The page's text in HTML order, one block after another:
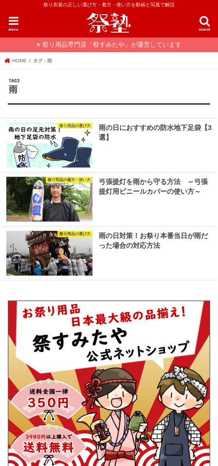
祭り衣装の正しい選び方・着方・使い方を動画と写真で解説
search
menu
祭り用品専門店「祭すみたや」が運営しています
HOME タグ : 雨
雨
祭り用品の選び方
雨の日におすすめの防水地下足袋【3
選】
祭り用品の着方・使い方
弓張提灯を雨から守る方法 ～弓張
提灯用ビニールカバーの使い方～
祭り用品の選び方
雨の日対策！お祭り本番当日が雨だ
った場合の対応方法